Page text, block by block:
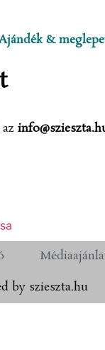
&
by szieszta.hu